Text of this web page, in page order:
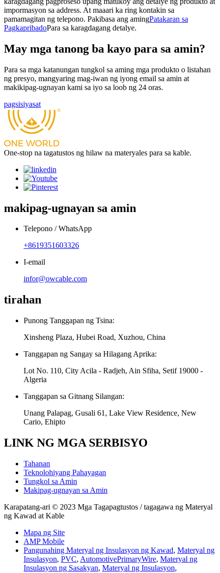
impormasyon sa address. At maaari ka ring kontakin sa
pamamagitan ng telepono. Pakibasa ang amingPatakaran sa
PagkapribadoPara sa karagdagang detalye.
May mga tanong ba kayo para sa amin?
Para sa mga katanungan tungkol sa aming mga produkto o listahan
ng presyo, mangyaring mag-iwan ng iyong email sa amin at
makikipag-ugnayan kami sa iyo sa loob ng 24 oras.
pagsisiyasat
One-stop na tagatustos ng hilaw na materyales para sa kable.
makipag-ugnayan sa amin
Telepono / WhatsApp
+8619351603326
I-email
infor@owcable.com
tirahan
Punong Tanggapan ng Tsina:
Xinsheng Plaza, Hubei Road, Xuzhou, China
Tanggapan ng Sangay sa Hilagang Aprika:
Lot No. 110, City Acila - Radjeh, Ain Sfiha, Setif 19000 -
Algeria
Tanggapan sa Gitnang Silangan:
Unang Palapag, Gusali 61, Lake View Residence, New
Cario, Ehipto
LINK NG MGA SERBISYO
Tahanan
Teknolohiyang Pahayagan
Tungkol sa Amin
Makipag-ugnayan sa Amin
Karapatang-ari © 2023 Mga Tagapagtustos / tagagawa ng Materyal
ng Kawad at Kable
Mapa ng Site
AMP Mobile
Pangunahing Materyal ng Insulasyon ng Kawad, Materyal ng
Insulasyon, PVC, AutomotivePrimaryWire, Materyal ng
Insulasyon ng Sasakyan, Materyal ng Insulasyon,